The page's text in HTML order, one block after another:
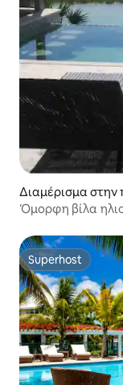
Διαμέρισμα
Όμορφη βίλα
Superhost
Superhost